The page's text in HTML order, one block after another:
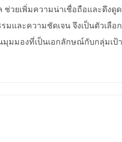
วยเพิ่มความน่าเชื่อถือและดึงดู
และความชัดเจน จึงเป็นตัวเลือ
มมองที่เป็นเอกลักษณ์กับกลุ่มเป้า